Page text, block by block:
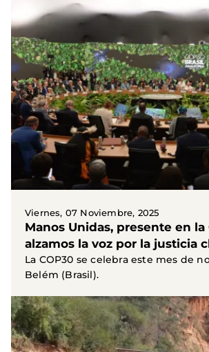
Viernes, 07 Noviembre, 2025
Manos Unidas, presente en la
alzamos la voz por la justicia
La COP30 se celebra este mes de
Belém (Brasil).